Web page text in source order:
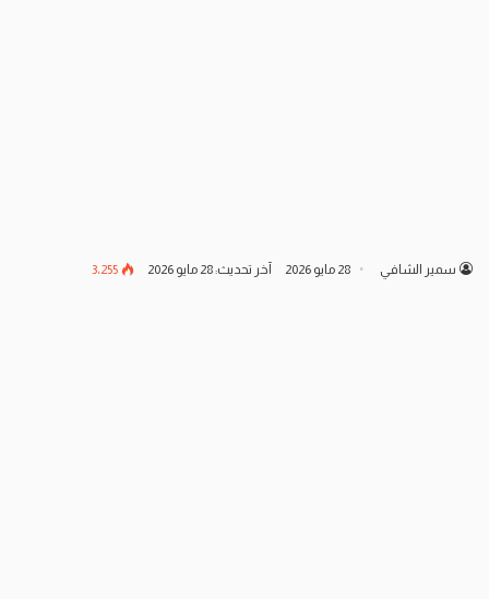
سمير الشافي 28 مايو 2026 آخر تحديث: 28 مايو 2026 3٬255